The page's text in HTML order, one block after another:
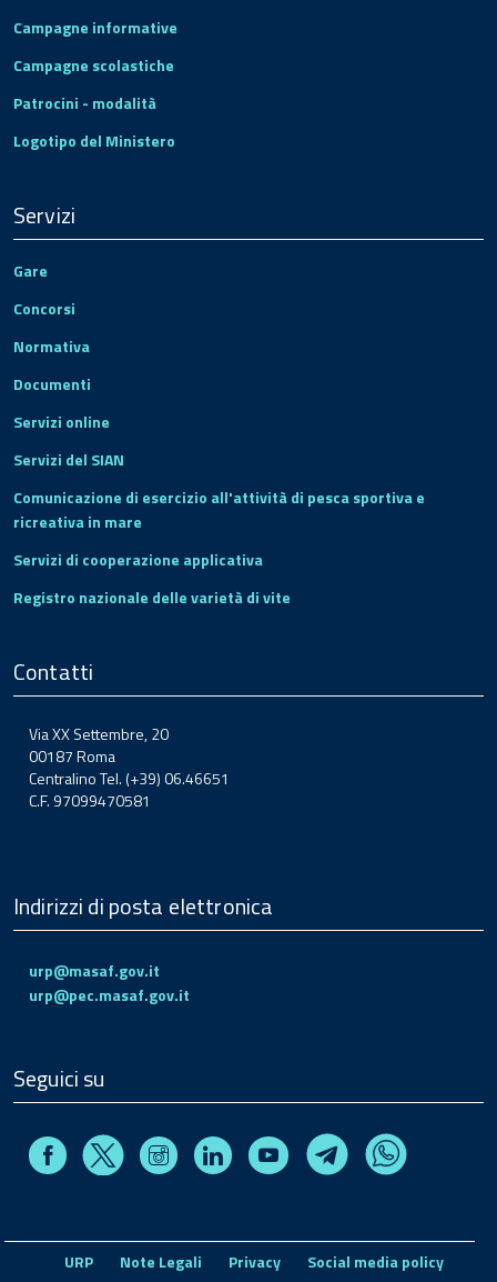
Campagne informative
Campagne scolastiche
Patrocini - modalità
Logotipo del Ministero
Servizi
Gare
Concorsi
Normativa
Documenti
Servizi online
Servizi del SIAN
Comunicazione di esercizio all'attività di pesca sportiva e
ricreativa in mare
Servizi di cooperazione applicativa
Registro nazionale delle varietà di vite
Contatti
Via XX Settembre, 20
00187 Roma
Centralino Tel. (+39) 06.46651
C.F. 97099470581
Indirizzi di posta elettronica
urp@masaf.gov.it
urp@pec.masaf.gov.it
Seguici su
FacebookX InstagramLinkedin Youtube TelegramWhatsapp
URP Note Legali Privacy
Social media policy